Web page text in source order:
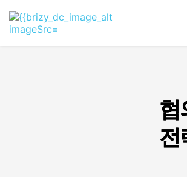
협
전